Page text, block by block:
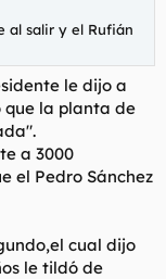
al salir y el Rufián
le dijo a
que la planta de
a 3000
el Pedro Sánchez
cual dijo
le tildó de